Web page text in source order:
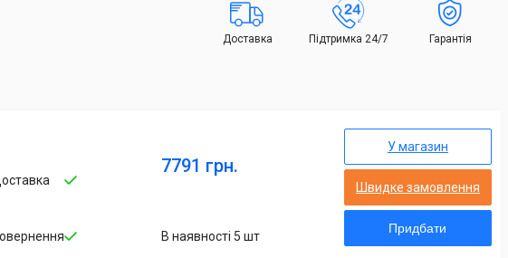
Доставка Підтримка 24/7 Гарантія
7791 грн.
В наявності 5 шт
У магазин
Швидке замовлення
Придбати